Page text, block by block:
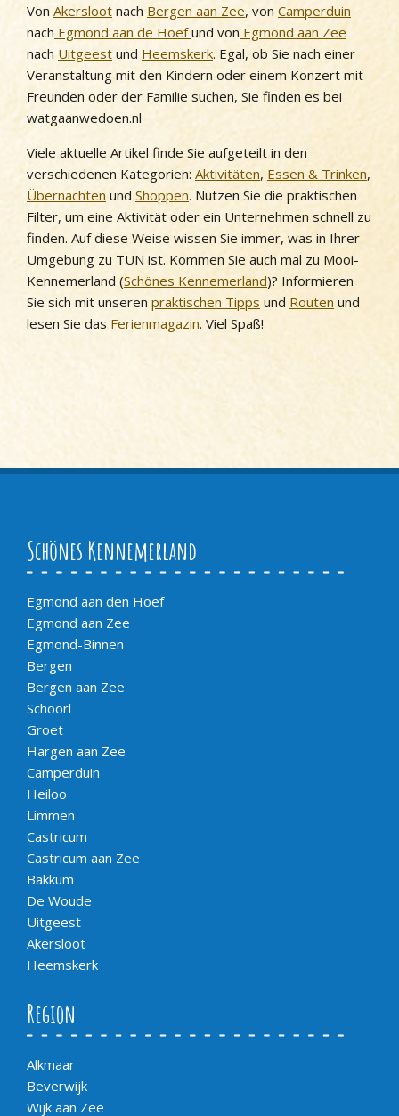
Von Akersloot nach Bergen aan Zee, von Camperduin
nach Egmond aan de Hoefund von Egmond aan Zee
nach Uitgeest und Heemskerk. Egal, ob Sie nach einer
Veranstaltung mit den Kindern oder einem Konzert mit
Freunden oder der Familie suchen, Sie finden es bei
watgaanwedoen.nl
Viele aktuelle Artikel finde Sie aufgeteilt in den
verschiedenen Kategorien: Aktivitäten, Essen & Trinken,
Übernachten und Shoppen. Nutzen Sie die praktischen
Filter, um eine Aktivität oder ein Unternehmen schnell zu
finden. Auf diese Weise wissen Sie immer, was in Ihrer
Umgebung zu TUN ist. Kommen Sie auch mal zu Mooi-
Kennemerland (Schönes Kennemerland)? Informieren
Sie sich mit unseren praktischen Tipps und Routen und
lesen Sie das Ferienmagazin. Viel Spaß!
Schönes Kennemerland
Egmond aan den Hoef
Egmond aan Zee
Egmond-Binnen
Bergen
Bergen aan Zee
Schoorl
Groet
Hargen aan Zee
Camperduin
Heiloo
Limmen
Castricum
Castricum aan Zee
Bakkum
De Woude
Uitgeest
Akersloot
Heemskerk
Region
Alkmaar
Beverwijk
Wijk aan Zee